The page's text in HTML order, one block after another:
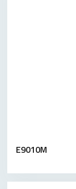
E9010M